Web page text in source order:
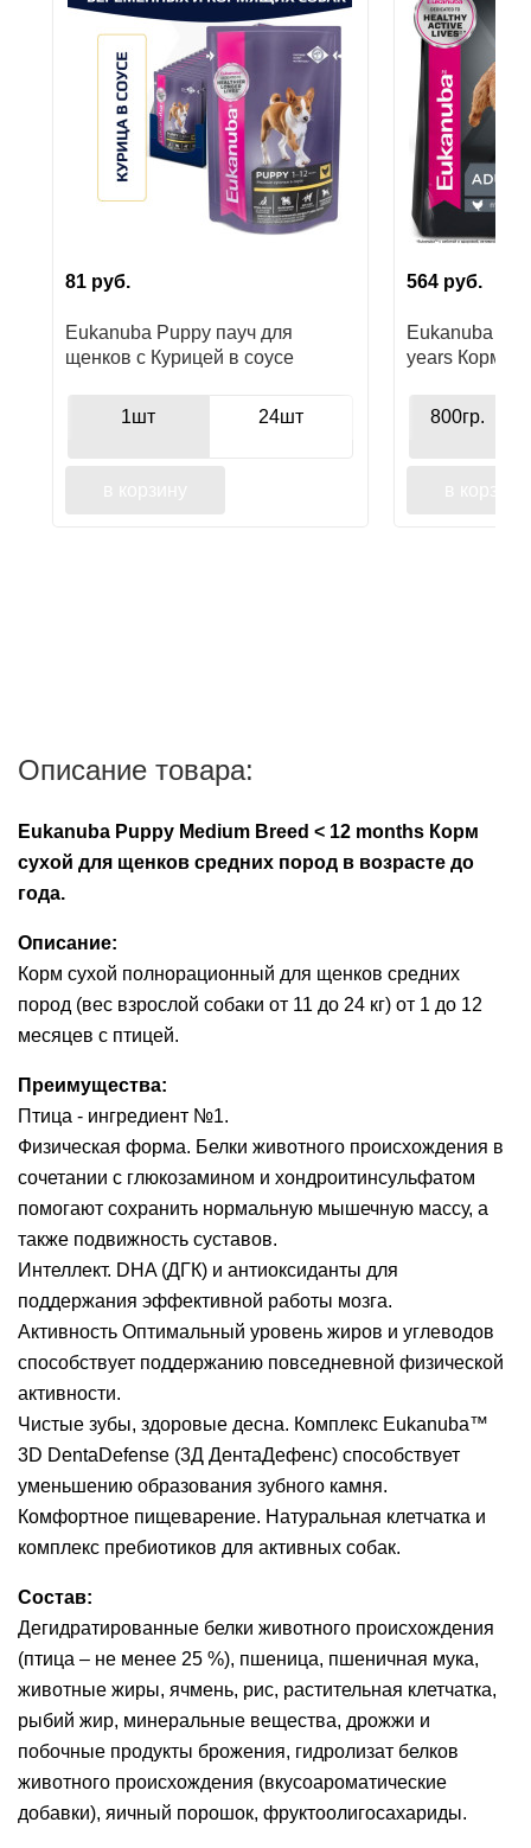
81 руб.
Eukanuba Puppy пауч для
щенков с Курицей в соусе
1шт 24шт
564 руб.
Eukanuba
years Корм
старше
800гр.
Описание товара:
Eukanuba Puppy Medium Breed < 12 months Корм
сухой для щенков средних пород в возрасте до
года.
Описание:
Корм сухой полнорационный для щенков средних
пород (вес взрослой собаки от 11 до 24 кг) от 1 до 12
месяцев с птицей.
Преимущества:
Птица - ингредиент №1.
Физическая форма. Белки животного происхождения в
сочетании с глюкозамином и хондроитинсульфатом
помогают сохранить нормальную мышечную массу, а
также подвижность суставов.
Интеллект. DHA (ДГК) и антиоксиданты для
поддержания эффективной работы мозга.
Активность Оптимальный уровень жиров и углеводов
способствует поддержанию повседневной физической
активности.
Чистые зубы, здоровые десна. Комплекс Eukanuba™
3D DentaDefense (3Д ДентаДефенс) способствует
уменьшению образования зубного камня.
Комфортное пищеварение. Натуральная клетчатка и
комплекс пребиотиков для активных собак.
Состав:
Дегидратированные белки животного происхождения
(птица – не менее 25 %), пшеница, пшеничная мука,
животные жиры, ячмень, рис, растительная клетчатка,
рыбий жир, минеральные вещества, дрожжи и
побочные продукты брожения, гидролизат белков
животного происхождения (вкусоароматические
добавки), яичный порошок, фруктоолигосахариды.